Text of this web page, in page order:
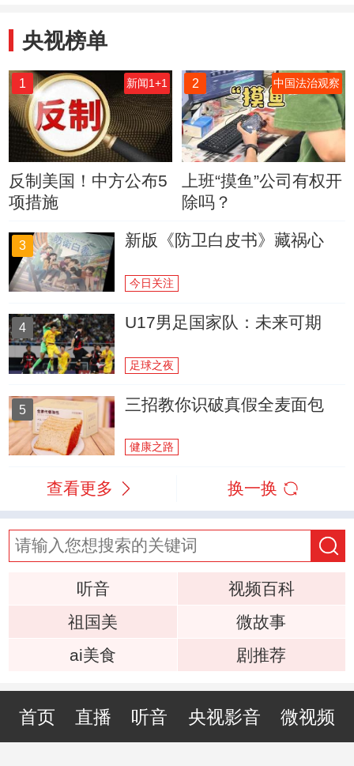
央视榜单
1 新闻1+1
反制美国！中方公布5
项措施
2 中国法治观察
上班“摸鱼”公司有权开
除吗？
3 新版《防卫白皮书》藏祸心
今日关注
4 U17男足国家队：未来可期
足球之夜
5 三招教你识破真假全麦面包
健康之路
查看更多 换一换
听音
视频百科
祖国美
微故事
ai美食
剧推荐
首页 直播 听音 央视影音 微视频